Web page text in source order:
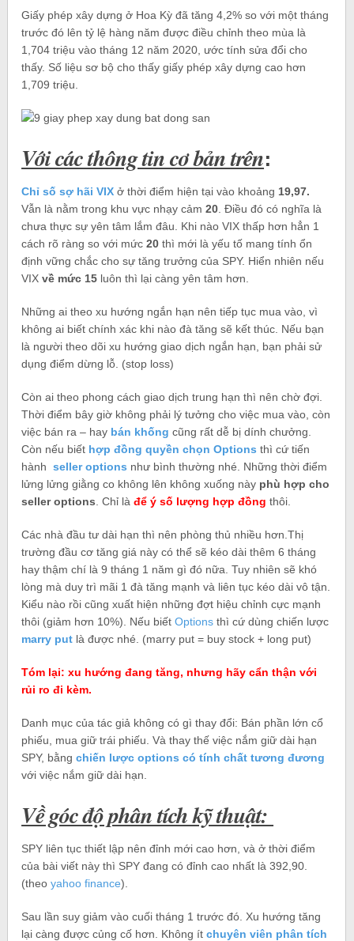
Giấy phép xây dựng ở Hoa Kỳ đã tăng 4,2% so với một tháng
trước đó lên tỷ lệ hàng năm được điều chỉnh theo mùa là
1,704 triệu vào tháng 12 năm 2020, ước tính sửa đổi cho
thấy. Số liệu sơ bộ cho thấy giấy phép xây dựng cao hơn
1,709 triệu.
Với các thông tin cơ bản trên:
Chỉ số sợ hãi VIX ở thời điểm hiện tại vào khoảng 19,97.
Vẫn là nằm trong khu vực nhạy cảm20 . Điều đó có nghĩa là
chưa thực sự yên tâm lắm đâu. Khi nào VIX thấp hơn hẳn 1
cách rõ ràng so với mức20 thì mới là yếu tố mang tính ổn
định vững chắc cho sự tăng trưởng của SPY. Hiển nhiên nếu
VIXvề mức 15 luôn thì lại càng yên tâm hơn.
Những ai theo xu hướng ngắn hạn nên tiếp tục mua vào, vì
không ai biết chính xác khi nào đà tăng sẽ kết thúc. Nếu bạn
là người theo dõi xu hướng giao dịch ngắn hạn, bạn phải sử
dụng điểm dừng lỗ. (stop loss)
Còn ai theo phong cách giao dịch trung hạn thì nên chờ đợi.
Thời điểm bây giờ không phải lý tưởng cho việc mua vào, còn
việc bán ra – hay bán khống cũng rất dễ bị dính chưởng.
Còn nếu biết hợp đồng quyền chọn Options thì cứ tiến
hànhseller options như bình thường nhé. Những thời điểm
lửng lửng giằng co không lên không xuống này phù hợp cho
seller options . Chỉ làđể ý số lượng hợp đồng thôi.
Các nhà đầu tư dài hạn thì nên phòng thủ nhiều hơn.Thị
trường đầu cơ tăng giá này có thể sẽ kéo dài thêm 6 tháng
hay thậm chí là 9 tháng 1 năm gì đó nữa. Tuy nhiên sẽ khó
lòng mà duy trì mãi 1 đà tăng mạnh và liên tục kéo dài vô tận.
Kiểu nào rồi cũng xuất hiện những đợt hiệu chỉnh cực mạnh
thôi (giảm hơn 10%). Nếu biếtOptionsthì cứ dùng chiến lược
marry put là được nhé. (marry put = buy stock + long put)
Tóm lại: xu hướng đang tăng, nhưng hãy cẩn thận với
rủi ro đi kèm.
Danh mục của tác giả không có gì thay đổi: Bán phần lớn cổ
phiếu, mua giữ trái phiếu. Và thay thế việc nắm giữ dài hạn
SPY, bằngchiến lược options có tính chất tương đương
với việc nắm giữ dài hạn.
Về góc độ phân tích kỹ thuật:
SPY liên tục thiết lập nên đỉnh mới cao hơn, và ở thời điểm
của bài viết này thì SPY đang có đỉnh cao nhất là 392,90.
(theo yahoo finance).
Sau lần suy giảm vào cuối tháng 1 trước đó. Xu hướng tăng
lại càng được củng cố hơn. Không ítchuyên viên phân tích